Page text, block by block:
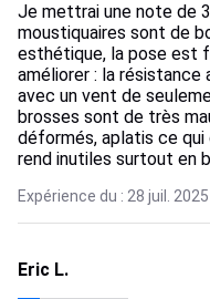
Je mettrai une note de
moustiquaires sont de
esthétique, la pose est
améliorer : la
avec un vent de
brosses sont de très
déformés, aplatis ce
rend inutiles surtout en
Expérience du : 28 juil. 2025
Eric L.